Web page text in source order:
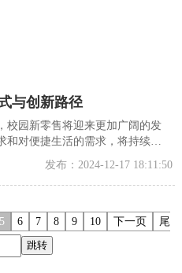
与创新路径
校园新零售将迎来更加广阔的发
对便捷生活的需求，将持续推
域发展。
发布：2024-12-17 18:11:50
5 6 7 8 9 10 下一页 尾
跳转